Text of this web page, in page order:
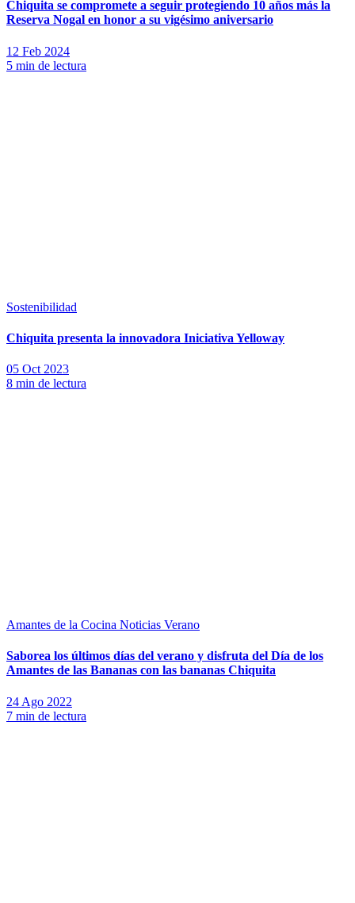
Chiquita se compromete a seguir protegiendo 10 años más la
Reserva Nogal en honor a su vigésimo aniversario
12 Feb 2024
5 min de lectura
Sostenibilidad
Chiquita presenta la innovadora Iniciativa Yelloway
05 Oct 2023
8 min de lectura
Amantes de la Cocina Noticias Verano
Saborea los últimos días del verano y disfruta del Día de los
Amantes de las Bananas con las bananas Chiquita
24 Ago 2022
7 min de lectura